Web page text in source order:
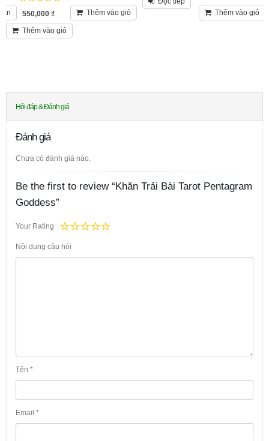
550,000 ₫
Thêm vào giỏ
Thêm vào giỏ
Thêm vào giỏ
Hỏi đáp & Đánh giá
Đánh giá
Chưa có đánh giá nào.
Be the first to review “Khăn Trải Bài Tarot Pentagram
Goddess”
Your Rating
Nội dung câu hỏi
Tên *
Email *